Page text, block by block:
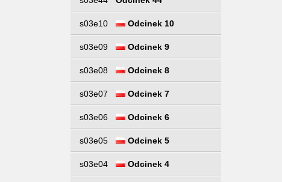
s03e10 Odcinek 10
s03e09 Odcinek 9
s03e08 Odcinek 8
s03e07 Odcinek 7
s03e06 Odcinek 6
s03e05 Odcinek 5
s03e04 Odcinek 4